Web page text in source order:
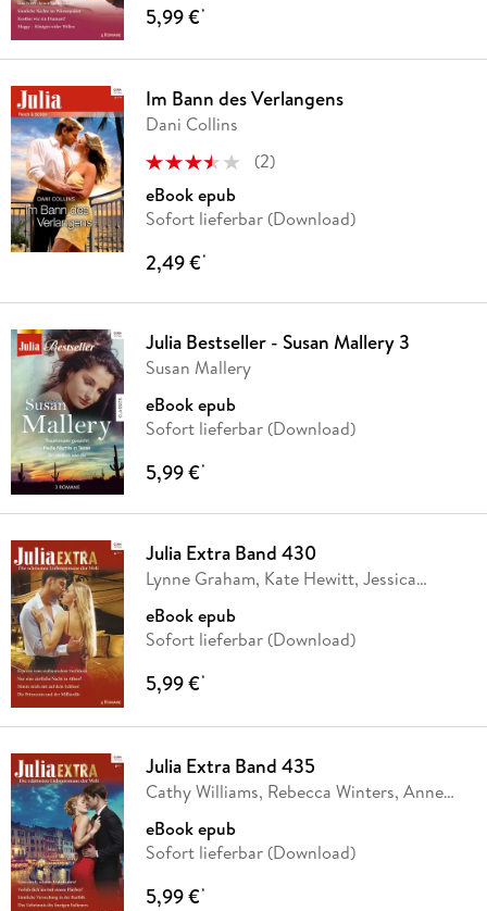
5,99 €*
Im Bann des Verlangens
Dani Collins
(2)
eBook epub
Sofort lieferbar (Download)
2,49 €*
Julia Bestseller - Susan Mallery 3
Susan Mallery
eBook epub
Sofort lieferbar (Download)
5,99 €*
Julia Extra Band 430
Lynne Graham, Kate Hewitt, Jessica
eBook epub
Sofort lieferbar (Download)
5,99 €*
Julia Extra Band 435
Cathy Williams, Rebecca Winters, Anne
eBook epub
Sofort lieferbar (Download)
5,99 €*